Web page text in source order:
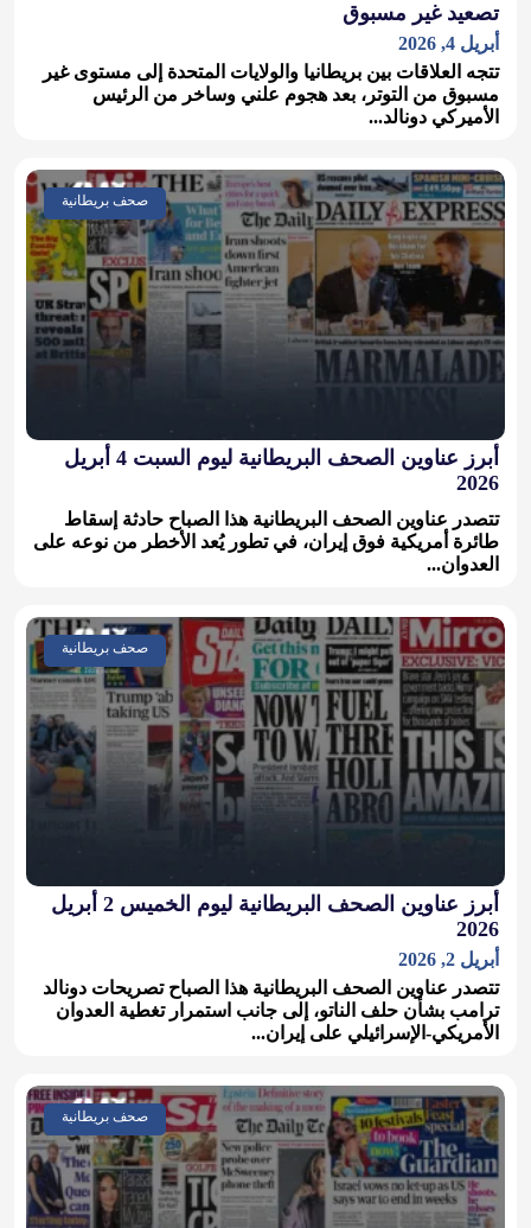
تصعيد غير مسبوق
أبريل 4, 2026
تتجه العلاقات بين بريطانيا والولايات المتحدة إلى مستوى غير
مسبوق من التوتر، بعد هجوم علني وساخر من الرئيس
الأميركي دونالد...
صحف بريطانية
أبرز عناوين الصحف البريطانية ليوم السبت 4 أبريل
2026
تتصدر عناوين الصحف البريطانية هذا الصباح حادثة إسقاط
طائرة أمريكية فوق إيران، في تطور يُعد الأخطر من نوعه على
العدوان...
صحف بريطانية
أبرز عناوين الصحف البريطانية ليوم الخميس 2 أبريل
2026
أبريل 2, 2026
تتصدر عناوين الصحف البريطانية هذا الصباح تصريحات دونالد
ترامب بشأن حلف الناتو، إلى جانب استمرار تغطية العدوان
الأمريكي-الإسرائيلي على إيران...
صحف بريطانية